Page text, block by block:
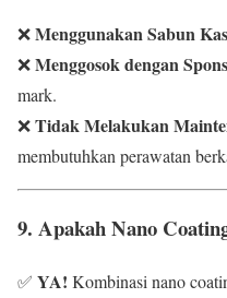
❌Menggunakan Sabun
❌Menggosok dengan
mark.
❌Tidak Melakukan
membutuhkan perawatan
9. Apakah Nano
✅ YA! Kombinasi nano